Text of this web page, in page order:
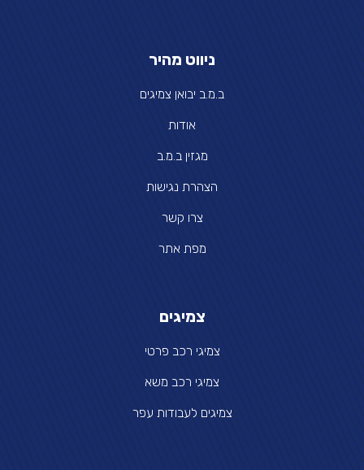
ניווט מהיר
ב.מ.ב יבואן צמיגים
אודות
מגזין ב.מ.ב
הצהרת נגישות
צרו קשר
מפת אתר
צמיגים
צמיגי רכב פרטי
צמיגי רכב משא
צמיגים לעבודות עפר